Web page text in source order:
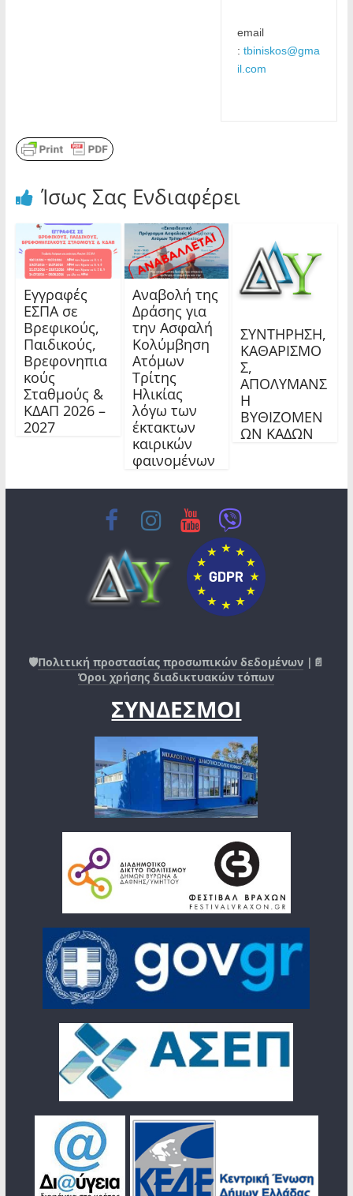
email
: tbiniskos@gma
il.com
Ίσως Σας Ενδιαφέρει
Εγγραφές
ΕΣΠΑ σε
Βρεφικούς,
Παιδικούς,
Βρεφονηπια
κούς
Σταθμούς &
ΚΔΑΠ 2026 –
2027
Αναβολή της
Δράσης για
την Ασφαλή
Κολύμβηση
Ατόμων
Τρίτης
Ηλικίας
λόγω των
έκτακτων
καιρικών
φαινομένων
ΣΥΝΤΗΡΗΣΗ,
ΚΑΘΑΡΙΣΜΟ
Σ,
ΑΠΟΛΥΜΑΝΣ
Η
ΒΥΘΙΖΟΜΕΝ
ΩΝ ΚΑΔΩΝ
🛡️Πολιτική προστασίας προσωπικών δεδομένων |📄
Όροι χρήσης διαδικτυακών τόπων
ΣΥΝΔΕΣΜΟΙ